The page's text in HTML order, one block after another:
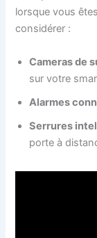
lorsque vous
considérer :
Cameras de
sur votre
Alarmes
Serrures
porte à